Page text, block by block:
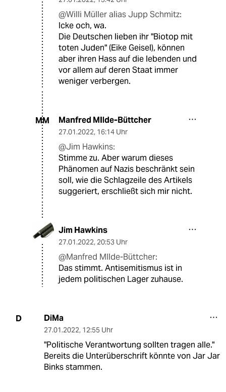
@Willi Müller alias Jupp Schmitz:
Icke och, wa.
Die Deutschen lieben ihr "Biotop mit
toten Juden" (Eike Geisel), können
aber ihren Hass auf die lebenden und
vor allem auf deren Staat immer
weniger verbergen.
MM Manfred MIlde-Büttcher
27.01.2022, 16:14 Uhr
@Jim Hawkins:
Stimme zu. Aber warum dieses
Phänomen auf Nazis beschränkt sein
soll, wie die Schlagzeile des Artikels
suggeriert, erschließt sich mir nicht.
Jim Hawkins
27.01.2022, 20:53 Uhr
@Manfred MIlde-Büttcher:
Das stimmt. Antisemitismus ist in
jedem politischen Lager zuhause.
D DiMa
27.01.2022, 12:55 Uhr
"Politische Verantwortung sollten tragen alle."
Bereits die Unterüberschrift könnte von Jar Jar
Binks stammen.